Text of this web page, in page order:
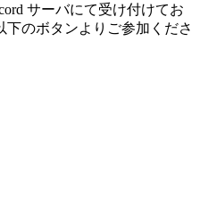
サーバにて受け付けてお
下のボタンよりご参加くださ